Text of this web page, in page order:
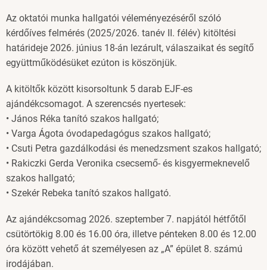
Az oktatói munka hallgatói véleményezéséről szóló
kérdőíves felmérés (2025/2026. tanév II. félév) kitöltési
határideje 2026. június 18-án lezárult, válaszaikat és segítő
együttműködésüket ezúton is köszönjük.
A kitöltők között kisorsoltunk 5 darab EJF-es
ajándékcsomagot. A szerencsés nyertesek:
• János Réka tanító szakos hallgató;
• Varga Ágota óvodapedagógus szakos hallgató;
• Csuti Petra gazdálkodási és menedzsment szakos hallgató;
• Rakiczki Gerda Veronika csecsemő- és kisgyermeknevelő
szakos hallgató;
• Szekér Rebeka tanító szakos hallgató.
Az ajándékcsomag 2026. szeptember 7. napjától hétfőtől
csütörtökig 8.00 és 16.00 óra, illetve pénteken 8.00 és 12.00
óra között vehető át személyesen az „A” épület 8. számú
irodájában.